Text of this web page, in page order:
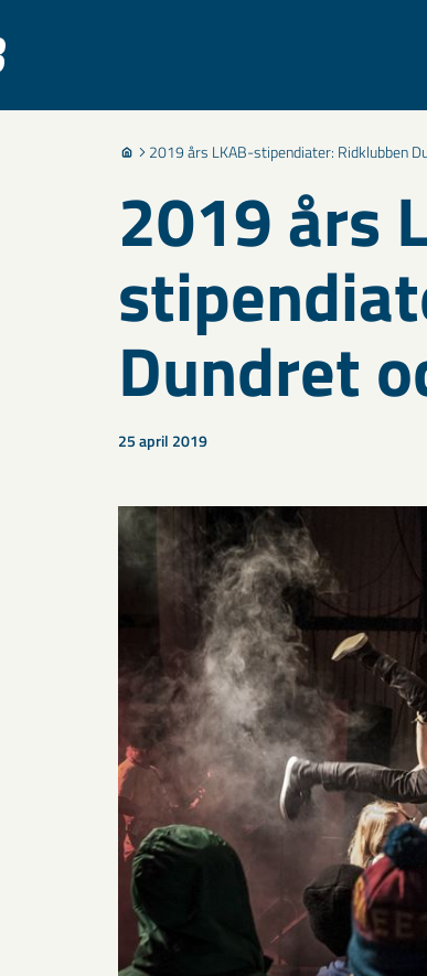
2019 års LKAB-stipendiater: Ridklubben
2019 års
Dundret
25 april 2019